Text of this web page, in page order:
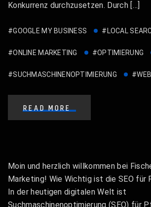
Konkurrenz durchzusetzen. Durch […]
#GOOGLE MY BUSINESS #LOCAL
#ONLINE MARKETING #OPTIMIERUNG
#SUCHMASCHINENOPTIMIERUNG
READ MORE
Moin und herzlich willkommen bei
Marketing! Wie Wichtig ist die SEO für
In der heutigen digitalen Welt ist
Suchmaschinenoptimierung (SEO) für